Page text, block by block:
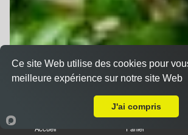
Accueil Panier
Ce site Web utilise des cookies pour
meilleure expérience sur notre site Web
J'ai compris